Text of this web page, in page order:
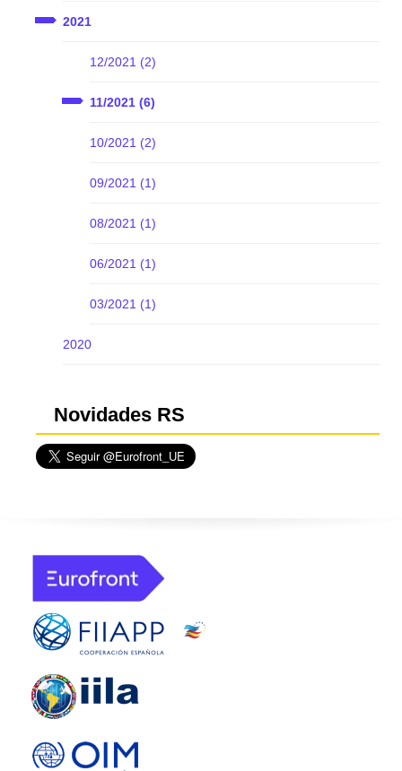
2021
12/2021 (2)
11/2021 (6)
10/2021 (2)
09/2021 (1)
08/2021 (1)
06/2021 (1)
03/2021 (1)
2020
Novidades RS